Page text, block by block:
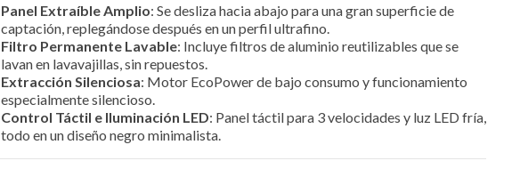
Panel Extraíble Amplio: Se desliza hacia abajo para una gran superficie de
captación, replegándose después en un perfil ultrafino.
Filtro Permanente Lavable: Incluye filtros de aluminio reutilizables que se
lavan en lavavajillas, sin repuestos.
Extracción Silenciosa: Motor EcoPower de bajo consumo y funcionamiento
especialmente silencioso.
Control Táctil e Iluminación LED: Panel táctil para 3 velocidades y luz LED fría,
todo en un diseño negro minimalista.